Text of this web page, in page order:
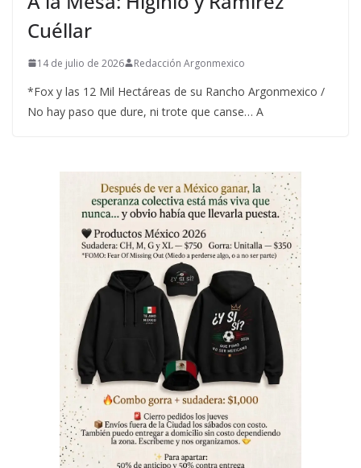
Cuéllar
14 de julio de 2026 Redacción Argonmexico
*Fox y las 12 Mil Hectáreas de su Rancho Argonmexico /
No hay paso que dure, ni trote que canse… A